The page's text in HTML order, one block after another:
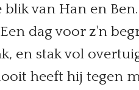
van Han en
dag voor z'n
en stak vol
heeft hij tegen